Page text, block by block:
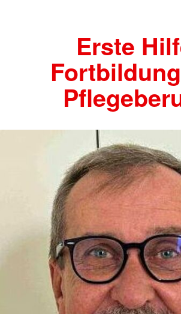
Erste